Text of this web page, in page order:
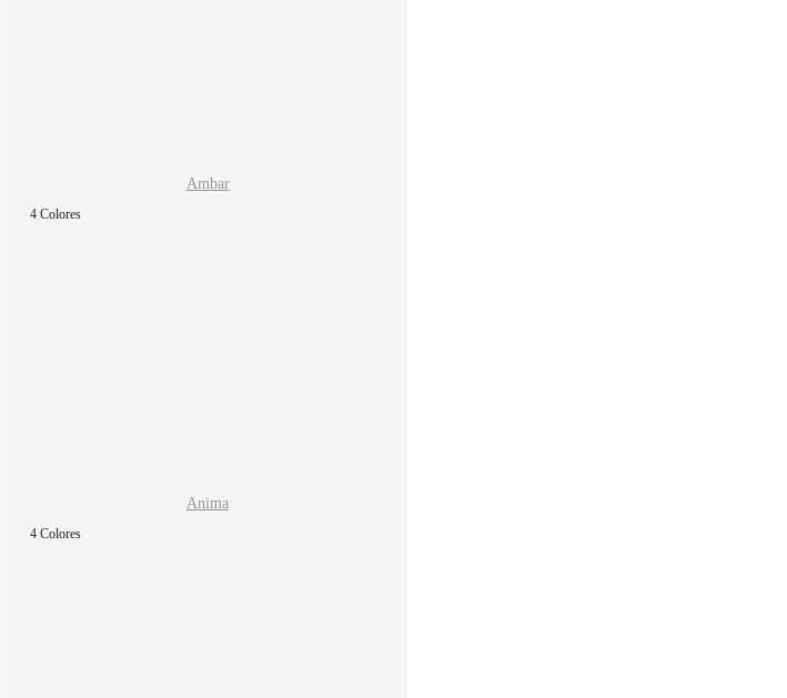
Ambar
4 Colores
Anima
4 Colores